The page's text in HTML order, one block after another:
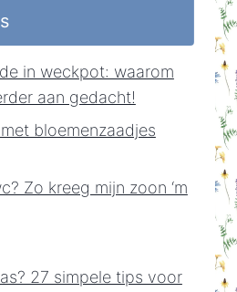
in weckpot: waarom
aan gedacht!
bloemenzaadjes
Zo kreeg mijn zoon ‘m
27 simpele tips voor